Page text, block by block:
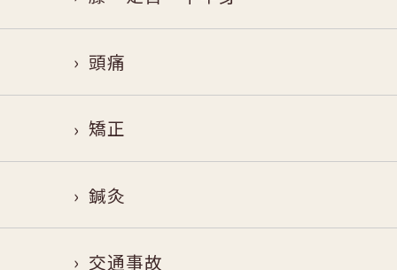
頭痛
矯正
鍼灸
交通事故